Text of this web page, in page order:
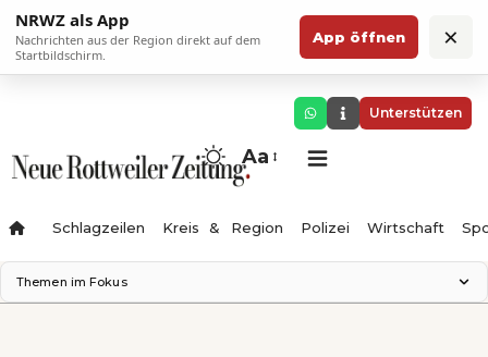
NRWZ als App
Nachrichten aus der Region direkt auf dem
Startbildschirm.
App öffnen ×
Unterstützen
Aa
Schlagzeilen Kreis & Region Polizei Wirtschaft
Themen im Fokus